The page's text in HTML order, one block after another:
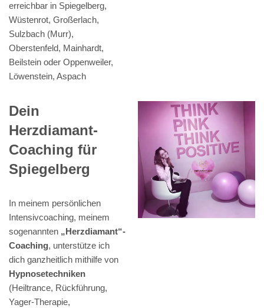
erreichbar in Spiegelberg,
Wüstenrot, Großerlach,
Sulzbach (Murr),
Oberstenfeld, Mainhardt,
Beilstein oder Oppenweiler,
Löwenstein, Aspach
Dein
Herzdiamant-
Coaching für
Spiegelberg
In meinem persönlichen
Intensivcoaching, meinem
sogenannten „Herzdiamant“-
Coaching, unterstütze ich
dich ganzheitlich mithilfe von
Hypnosetechniken
(Heiltrance, Rückführung,
Yager-Therapie,